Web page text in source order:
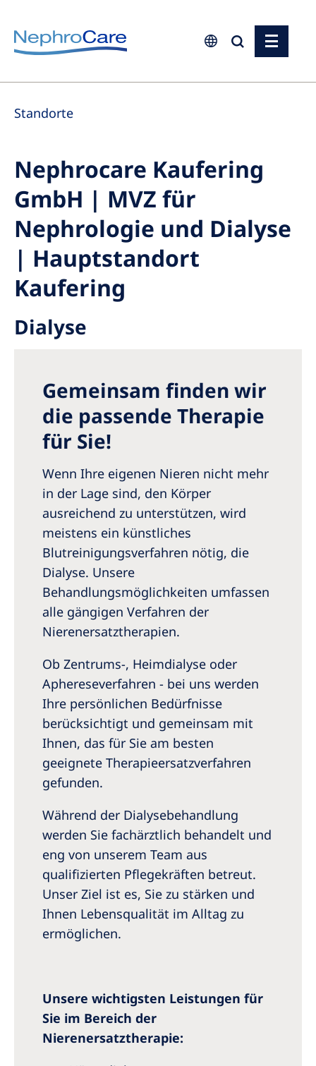
Europe
Czech Republic
Germany
Israel
Italy
Netherlands
Portugal
Romania
Serbia
Slovakia
Slovenia
Sweden
Switzerland
United Kingdom
Asia Pacific
Asia Pacific
Australia
Philippines
North America
United States of America
NephroCare International
Standorte
Nephrocare Kaufering
GmbH | MVZ für
Nephrologie und Dialyse
| Hauptstandort
Kaufering
Dialyse
Gemeinsam finden wir
die passende Therapie
für Sie!
Wenn Ihre eigenen Nieren nicht mehr
in der Lage sind, den Körper
ausreichend zu unterstützen, wird
meistens ein künstliches
Blutreinigungsverfahren nötig, die
Dialyse. Unsere
Behandlungsmöglichkeiten umfassen
alle gängigen Verfahren der
Nierenersatztherapien.
Ob Zentrums-, Heimdialyse oder
Aphereseverfahren - bei uns werden
Ihre persönlichen Bedürfnisse
berücksichtigt und gemeinsam mit
Ihnen, das für Sie am besten
geeignete Therapieersatzverfahren
gefunden.
Während der Dialysebehandlung
werden Sie fachärztlich behandelt und
eng von unserem Team aus
qualifizierten Pflegekräften betreut.
Unser Ziel ist es, Sie zu stärken und
Ihnen Lebensqualität im Alltag zu
ermöglichen.
Unsere wichtigsten Leistungen für
Sie im Bereich der
Nierenersatztherapie: